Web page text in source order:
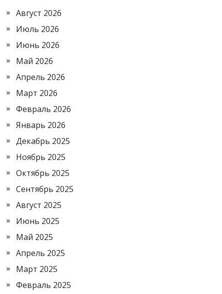
Август 2026
Июль 2026
Июнь 2026
Май 2026
Апрель 2026
Март 2026
Февраль 2026
Январь 2026
Декабрь 2025
Ноябрь 2025
Октябрь 2025
Сентябрь 2025
Август 2025
Июнь 2025
Май 2025
Апрель 2025
Март 2025
Февраль 2025